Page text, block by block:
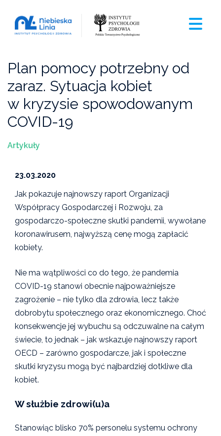
Plan pomocy potrzebny od
zaraz. Sytuacja kobiet
w kryzysie spowodowanym
COVID-19
Artykuły
23.03.2020
Jak pokazuje najnowszy raport Organizacji
Współpracy Gospodarczej i Rozwoju, za
gospodarczo-społeczne skutki pandemii, wywołane
koronawirusem, najwyższą cenę mogą zapłacić
kobiety.
Nie ma wątpliwości co do tego, że pandemia
COVID-19 stanowi obecnie najpoważniejsze
zagrożenie – nie tylko dla zdrowia, lecz także
dobrobytu społecznego oraz ekonomicznego. Choć
konsekwencje jej wybuchu są odczuwalne na całym
świecie, to jednak – jak wskazuje najnowszy raport
OECD – zarówno gospodarcze, jak i społeczne
skutki kryzysu mogą być najbardziej dotkliwe dla
kobiet.
W służbie zdrowi(u)a
Stanowiąc blisko 70% personelu systemu ochrony